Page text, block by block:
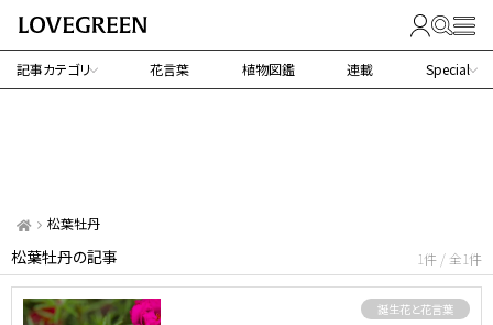
記事カテゴリ 花言葉 植物図鑑 連載 Special
松葉牡丹
松葉牡丹の記事 1件 / 全1件
誕生花と花言葉